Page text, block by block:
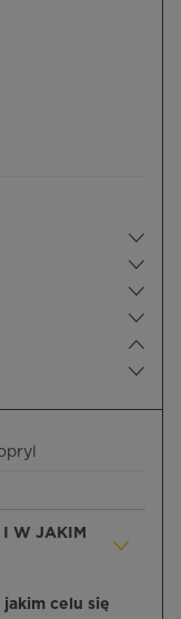
I W JAKIM
celu się